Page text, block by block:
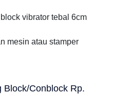
vibrator tebal 6cm
mesin atau stamper
Block/Conblock Rp.